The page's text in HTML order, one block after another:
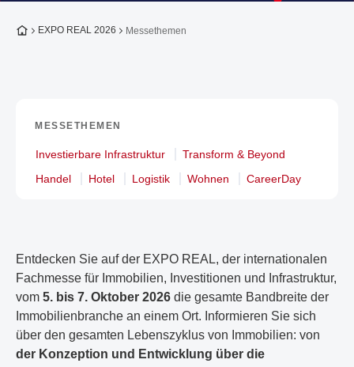
Zur Startseite
EXPO REAL 2026 Messethemen
MESSETHEMEN
Investierbare Infrastruktur
Transform & Beyond
Handel
Hotel Logistik Wohnen CareerDay
Entdecken Sie auf der EXPO REAL, der internationalen
Fachmesse für Immobilien, Investitionen und Infrastruktur,
vom 5. bis 7. Oktober 2026 die gesamte Bandbreite der
Immobilienbranche an einem Ort. Informieren Sie sich
über den gesamten Lebenszyklus von Immobilien: von
der Konzeption und Entwicklung über die